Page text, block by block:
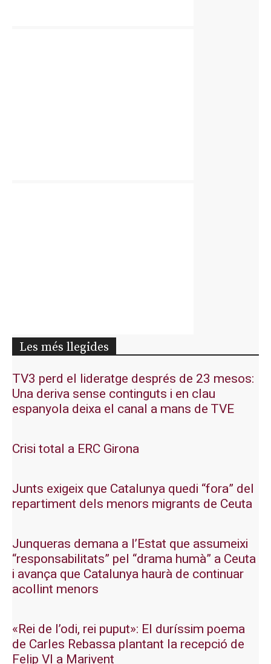
Les més llegides
TV3 perd el lideratge després de 23 mesos:
Una deriva sense continguts i en clau
espanyola deixa el canal a mans de TVE
Crisi total a ERC Girona
Junts exigeix que Catalunya quedi “fora” del
repartiment dels menors migrants de Ceuta
Junqueras demana a l’Estat que assumeixi
“responsabilitats” pel “drama humà” a Ceuta
i avança que Catalunya haurà de continuar
acollint menors
«Rei de l’odi, rei puput»: El duríssim poema
de Carles Rebassa plantant la recepció de
Felip VI a Marivent